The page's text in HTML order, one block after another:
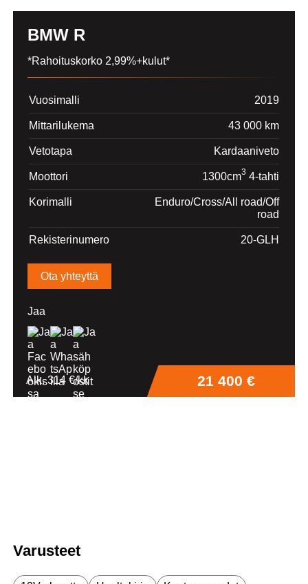
BMW R
*Rahoituskorko 2,99%+kulut*
Vuosimalli 2019
Mittarilukema 43 000 km
Vetotapa Kardaaniveto
Moottori 1300cm3 4-tahti
Korimalli
Enduro/Cross/All road/Off
road
Rekisterinumero 20-GLH
Ota yhteyttä
Jaa
Alk. 314 €/kk 21 400 €
Varusteet